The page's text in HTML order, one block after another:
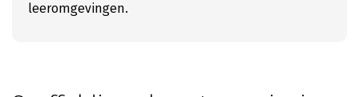
leeromgevingen.